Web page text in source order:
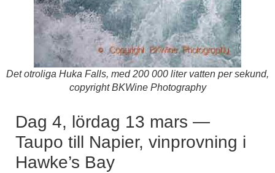
Det otroliga Huka Falls, med 200 000 liter vatten per sekund,
copyright BKWine Photography
Dag 4, lördag 13 mars —
Taupo till Napier, vinprovning i
Hawke’s Bay